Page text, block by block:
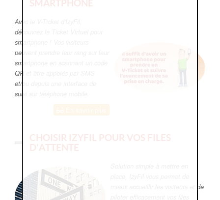
SMARTPHONE
Avec le V-Ticket d'IzyFil,
découvrez le Ticket Virtuel pour
smartphone ! Vos visiteurs
peuvent prendre leur rang sur leur
smartphone en scannant un code
QR et être appelés par SMS
et/ou depuis une interface de
suivi sur téléphone mobile.
CHOISIR IZYFIL POUR VOS FILES
D'ATTENTE
mieux accueillir les visiteurs et de